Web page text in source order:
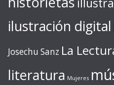
ilustración digital
Josechu Sanz La
literatura Mujeres